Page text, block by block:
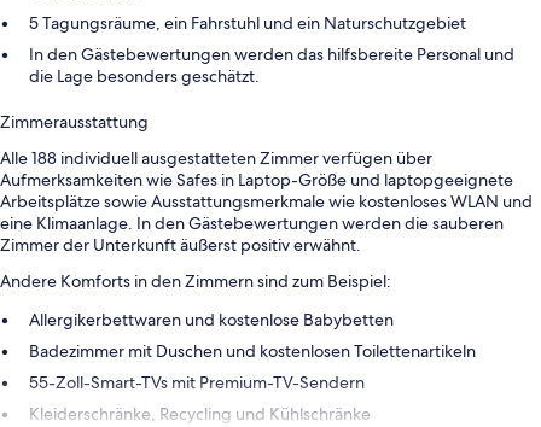
5 Tagungsräume, ein Fahrstuhl und ein Naturschutzgebiet
In den Gästebewertungen werden das hilfsbereite Personal und
die Lage besonders geschätzt.
Zimmerausstattung
Alle 188 individuell ausgestatteten Zimmer verfügen über
Aufmerksamkeiten wie Safes in Laptop-Größe und laptopgeeignete
Arbeitsplätze sowie Ausstattungsmerkmale wie kostenloses WLAN und
eine Klimaanlage. In den Gästebewertungen werden die sauberen
Zimmer der Unterkunft äußerst positiv erwähnt.
Andere Komforts in den Zimmern sind zum Beispiel:
Allergikerbettwaren und kostenlose Babybetten
Badezimmer mit Duschen und kostenlosen Toilettenartikeln
55-Zoll-Smart-TVs mit Premium-TV-Sendern
Kleiderschränke, Recycling und Kühlschränke